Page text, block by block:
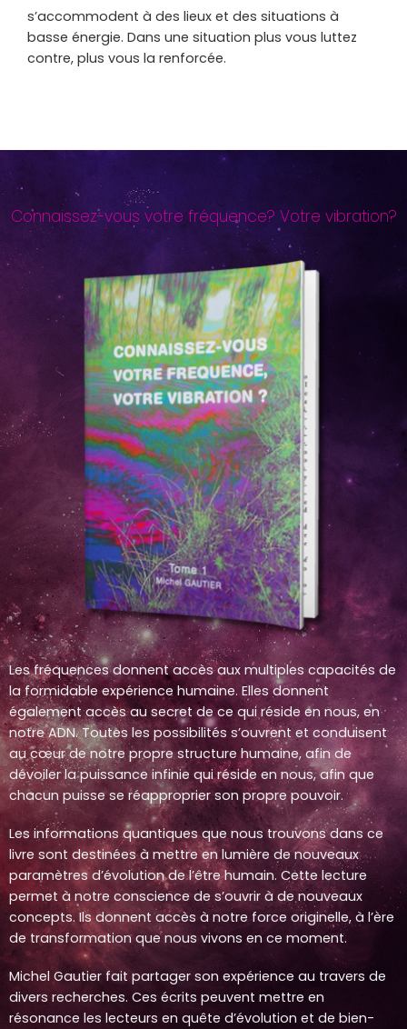
s’accommodent à des lieux et des situations à
basse énergie. Dans une situation plus vous luttez
contre, plus vous la renforcée.
Connaissez-vous votre fréquence? Votre vibration?
Les fréquences donnent accès aux multiples capacités de
la formidable expérience humaine. Elles donnent
également accès au secret de ce qui réside en nous, en
notre ADN. Toutes les possibilités s’ouvrent et conduisent
au cœur de notre propre structure humaine, afin de
dévoiler la puissance infinie qui réside en nous, afin que
chacun puisse se réapproprier son propre pouvoir.
Les informations quantiques que nous trouvons dans ce
livre sont destinées à mettre en lumière de nouveaux
paramètres d’évolution de l’être humain. Cette lecture
permet à notre conscience de s’ouvrir à de nouveaux
concepts. Ils donnent accès à notre force originelle, à l’ère
de transformation que nous vivons en ce moment.
Michel Gautier fait partager son expérience au travers de
divers recherches. Ces écrits peuvent mettre en
résonance les lecteurs en quête d’évolution et de bien-